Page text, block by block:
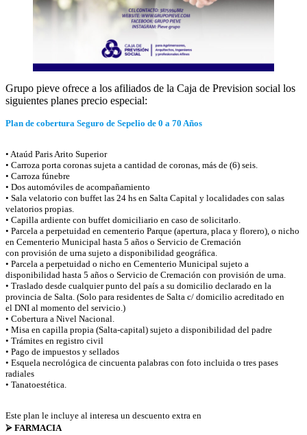
Grupo pieve ofrece a los afiliados de la Caja de Prevision social los
siguientes planes precio especial:
Plan de cobertura Seguro de Sepelio de 0 a 70 Años
• Ataúd Paris Arito Superior
• Carroza porta coronas sujeta a cantidad de coronas, más de (6) seis.
• Carroza fúnebre
• Dos automóviles de acompañamiento
• Sala velatorio con buffet las 24 hs en Salta Capital y localidades con salas
velatorios propias.
• Capilla ardiente con buffet domiciliario en caso de solicitarlo.
• Parcela a perpetuidad en cementerio Parque (apertura, placa y florero), o nicho
en Cementerio Municipal hasta 5 años o Servicio de Cremación
con provisión de urna sujeto a disponibilidad geográfica.
• Parcela a perpetuidad o nicho en Cementerio Municipal sujeto a
disponibilidad hasta 5 años o Servicio de Cremación con provisión de urna.
• Traslado desde cualquier punto del país a su domicilio declarado en la
provincia de Salta. (Solo para residentes de Salta c/ domicilio acreditado en
el DNI al momento del servicio.)
• Cobertura a Nivel Nacional.
• Misa en capilla propia (Salta-capital) sujeto a disponibilidad del padre
• Trámites en registro civil
• Pago de impuestos y sellados
• Esquela necrológica de cincuenta palabras con foto incluida o tres pases
radiales
• Tanatoestética.
Este plan le incluye al interesa un descuento extra en
⮚ FARMACIA